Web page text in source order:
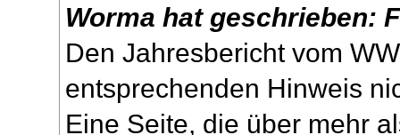
Worma hat geschrieben:
Den Jahresbericht vom
entsprechenden Hinweis
Eine Seite, die über mehr